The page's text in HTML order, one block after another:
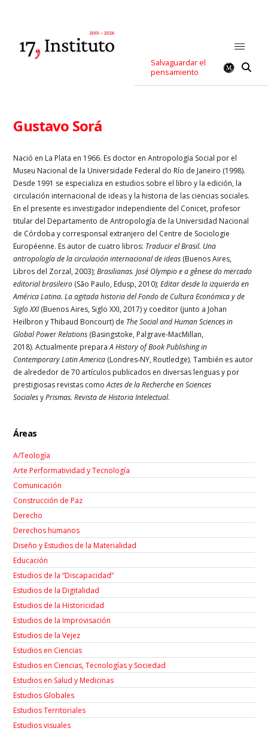
Salvaguardar el
pensamiento
Gustavo Sorá
Nació en La Plata en 1966. Es doctor en Antropología Social por el
Museu Nacional de la Universidade Federal do Río de Janeiro (1998).
Desde 1991 se especializa en estudios sobre el libro y la edición, la
circulación internacional de ideas y la historia de las ciencias sociales.
En el presente es investigador independiente del Conicet, profesor
titular del Departamento de Antropología de la Universidad Nacional
de Córdoba y corresponsal extranjero del Centre de Sociologie
Européenne. Es autor de cuatro libros: Traducir el Brasil. Una
antropología de la circulación internacional de ideas (Buenos Aires,
Libros del Zorzal, 2003);Brasilianas. José Olympio e a gênese do mercado
editorial brasileiro (São Paulo, Edusp, 2010);Editar desde la izquierda en
América Latina. La agitada historia del Fondo de Cultura Económica y de
Siglo XXI(Buenos Aires, Siglo XXI, 2017) y coeditor (junto a Johan
Heilbron y Thibaud Boncourt) de The Social and Human Sciences in
Global Power Relations (Basingstoke, Palgrave-MacMillan,
2018). Actualmente preparaA History of Book Publishing in
Contemporary Latin America (Londres-NY, Routledge). También es autor
de alrededor de 70 artículos publicados en diversas lenguas y por
prestigiosas revistas comoActes de la Recherche en Sciences
SocialesyPrismas. Revista de Historia Intelectual.
Áreas
A/Teología
Arte Performatividad y Tecnología
Comunicación
Construcción de Paz
Derecho
Derechos humanos
Diseño y Estudios de la Materialidad
Educación
Estudios de la “Discapacidad”
Estudios de la Digitalidad
Estudios de la Historicidad
Estudios de la Improvisación
Estudios de la Vejez
Estudios en Ciencias
Estudios en Ciencias, Tecnologías y Sociedad
Estudios en Salud y Medicinas
Estudios Globales
Estudios Territoriales
Estudios visuales